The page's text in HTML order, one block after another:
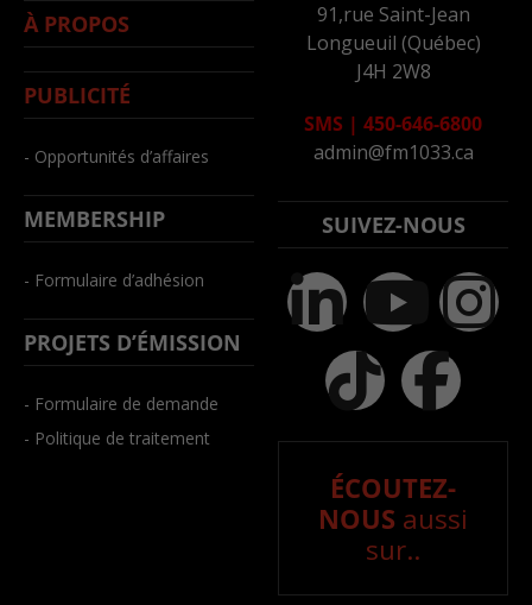
À PROPOS
PUBLICITÉ
- Opportunités d’affaires
MEMBERSHIP
- Formulaire d’adhésion
PROJETS D’ÉMISSION
- Formulaire de demande
- Politique de traitement
91,rue Saint-Jean
Longueuil (Québec)
J4H 2W8
SMS | 450-646-6800
admin@fm1033.ca
SUIVEZ-NOUS
ÉCOUTEZ-
NOUS aussi
sur..